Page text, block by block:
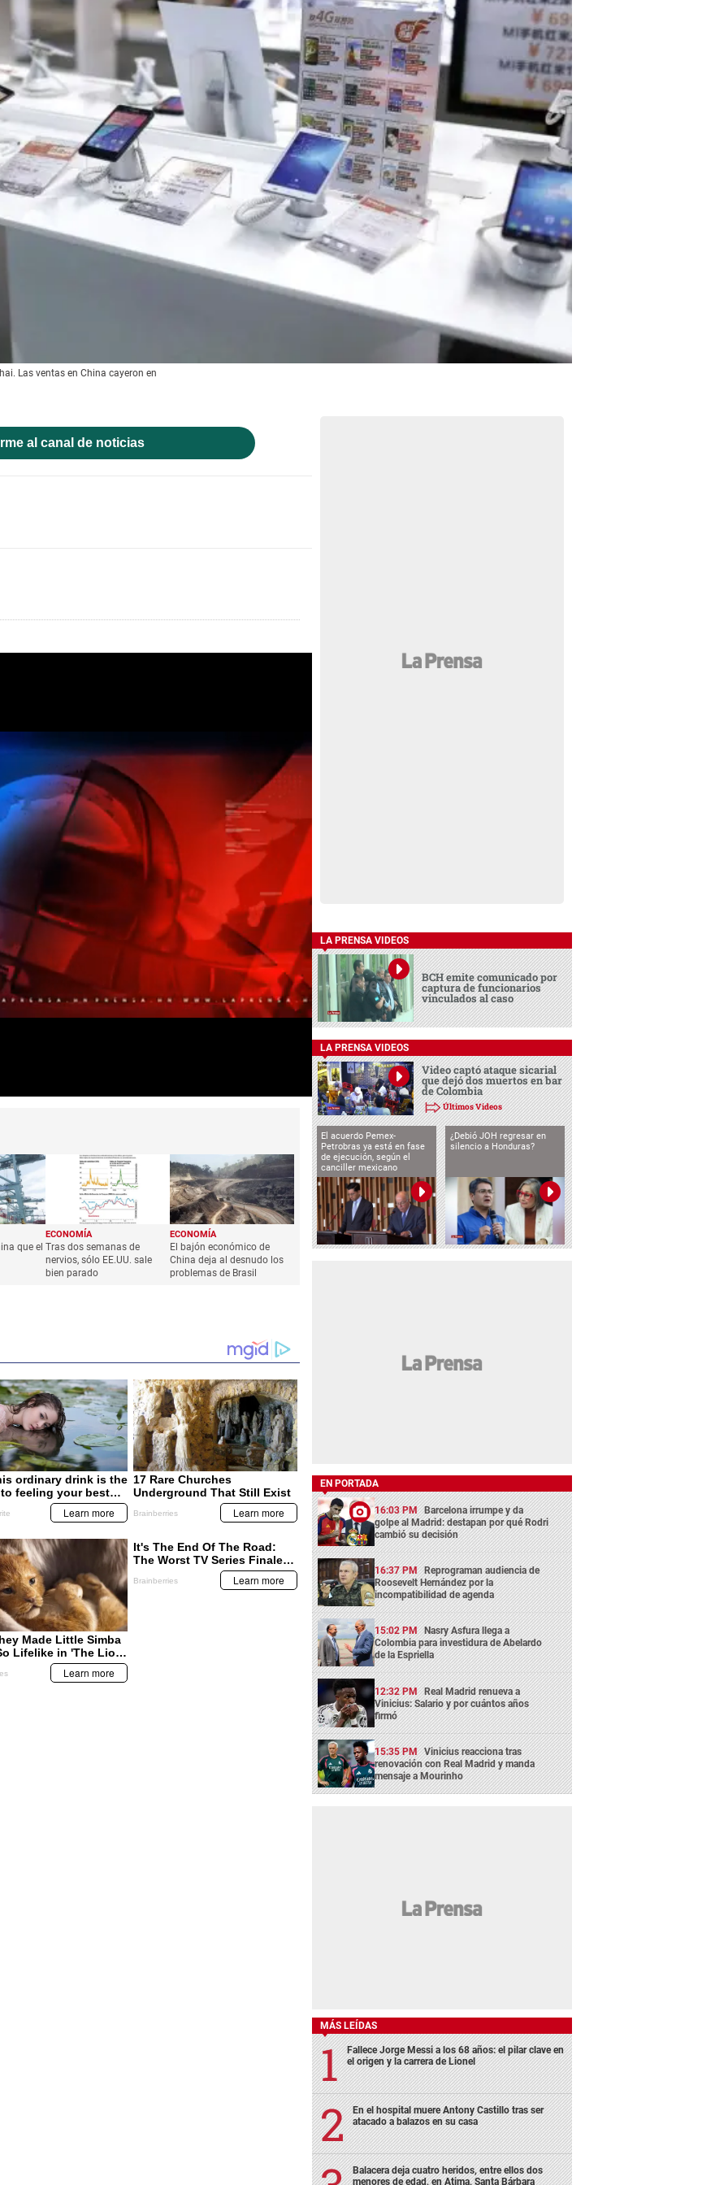
Las ventas en China cayeron en
al canal de noticias
que el
ECONOMÍA
Tras dos semanas de
nervios, sólo EE.UU. sale
bien parado
ECONOMÍA
El bajón económico de
China deja al desnudo los
problemas de Brasil
LA PRENSA VIDEOS
BCH emite comunicado por
captura de funcionarios
vinculados al caso
LA PRENSA VIDEOS
Video captó ataque sicarial
que dejó dos muertos en bar
de Colombia
Últimos Videos
El acuerdo Pemex-
Petrobras ya está en fase
de ejecución, según el
canciller mexicano
¿Debió JOH regresar en
silencio a Honduras?
EN PORTADA
16:03 PM Barcelona irrumpe y da
golpe al Madrid: destapan por qué Rodri
cambió su decisión
16:37 PM Reprograman audiencia de
Roosevelt Hernández por la
incompatibilidad de agenda
15:02 PM Nasry Asfura llega a
Colombia para investidura de Abelardo
de la Espriella
12:32 PM Real Madrid renueva a
Vinicius: Salario y por cuántos años
firmó
15:35 PM Vinicius reacciona tras
renovación con Real Madrid y manda
mensaje a Mourinho
MÁS LEÍDAS
Fallece Jorge Messi a los 68 años: el pilar clave en
el origen y la carrera de Lionel
En el hospital muere Antony Castillo tras ser
atacado a balazos en su casa
Balacera deja cuatro heridos, entre ellos dos
menores de edad, en Atima, Santa Bárbara